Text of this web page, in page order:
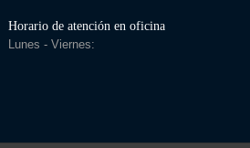
Horario de atención en oficina
Lunes - Viernes: